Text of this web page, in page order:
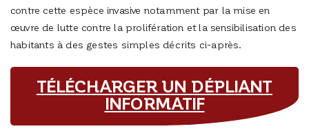
contre cette espèce invasive notamment par la mise en
œuvre de lutte contre la prolifération et la sensibilisation des
habitants à des gestes simples décrits ci-après.
TÉLÉCHARGER UN DÉPLIANT
INFORMATIF